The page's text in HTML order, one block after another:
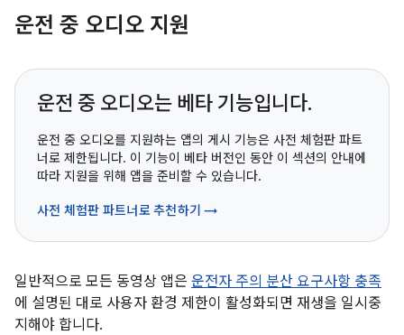
운전 중 오디오 지원
운전 중 오디오는 베타 기능입니다.
운전 중 오디오를 지원하는 앱의 게시 기능은 사전 체험판 파트
너로 제한됩니다. 이 기능이 베타 버전인 동안 이 섹션의 안내에
따라 지원을 위해 앱을 준비할 수 있습니다.
사전 체험판 파트너로 추천하기 →
일반적으로 모든 동영상 앱은 운전자 주의 분산 요구사항 충족
에 설명된 대로 사용자 환경 제한이 활성화되면 재생을 일시중
지해야 합니다.